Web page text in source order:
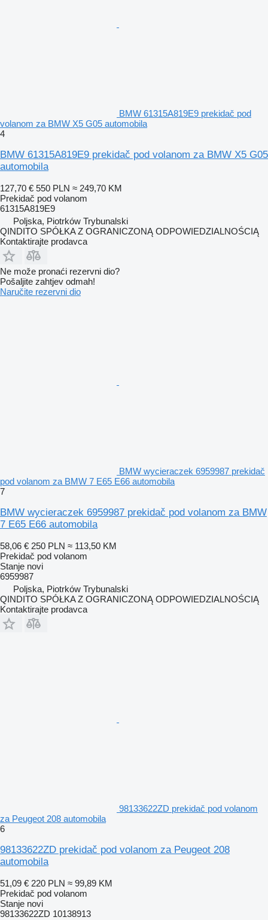
BMW 61315A819E9 prekidač pod
volanom za BMW X5 G05 automobila
4
BMW 61315A819E9 prekidač pod volanom za BMW X5 G05
automobila
127,70 € 550 PLN ≈ 249,70 KM
Prekidač pod volanom
61315A819E9
Poljska, Piotrków Trybunalski
QINDITO SPÓŁKA Z OGRANICZONĄ ODPOWIEDZIALNOŚCIĄ
Kontaktirajte prodavca
Ne može pronaći rezervni dio?
Pošaljite zahtjev odmah!
Naručite rezervni dio
BMW wycieraczek 6959987 prekidač
pod volanom za BMW 7 E65 E66 automobila
7
BMW wycieraczek 6959987 prekidač pod volanom za BMW
7 E65 E66 automobila
58,06 € 250 PLN ≈ 113,50 KM
Prekidač pod volanom
Stanje novi
6959987
Poljska, Piotrków Trybunalski
QINDITO SPÓŁKA Z OGRANICZONĄ ODPOWIEDZIALNOŚCIĄ
Kontaktirajte prodavca
98133622ZD prekidač pod volanom
za Peugeot 208 automobila
6
98133622ZD prekidač pod volanom za Peugeot 208
automobila
51,09 € 220 PLN ≈ 99,89 KM
Prekidač pod volanom
Stanje novi
98133622ZD 10138913